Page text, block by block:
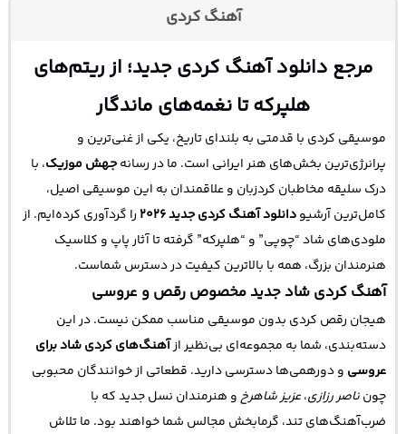
آهنگ کردی
مرجع دانلود آهنگ کردی جدید؛ از ریتم‌های
هلپرکه تا نغمه‌های ماندگار
موسیقی کردی با قدمتی به بلندای تاریخ، یکی از غنی‌ترین و
پرانرژی‌ترین بخش‌های هنر ایرانی است. ما در رسانهجهش موزیک، با
درک سلیقه مخاطبان کردزبان و علاقمندان به این موسیقی اصیل،
کامل‌ترین آرشیودانلود آهنگ کردی جدید ۲۰۲۶
را گردآوری کرده‌ایم. از
ملودی‌های شاد “چوپی” و “هلپرکه” گرفته تا آثار پاپ و کلاسیک
هنرمندان بزرگ، همه با بالاترین کیفیت در دسترس شماست.
آهنگ کردی شاد جدید مخصوص رقص و عروسی
هیجان رقص کردی بدون موسیقی مناسب ممکن نیست. در این
دسته‌بندی، شما به مجموعه‌ای بی‌نظیر ازآهنگ‌های کردی شاد برای
عروسی و دورهمی‌ها دسترسی دارید. قطعاتی از خوانندگان محبوبی
چونناصر رزازی،عزیز شاهرخو هنرمندان نسل جدید که با
ضرب‌آهنگ‌های تند، گرمابخش مجالس شما خواهند بود. ما تلاش